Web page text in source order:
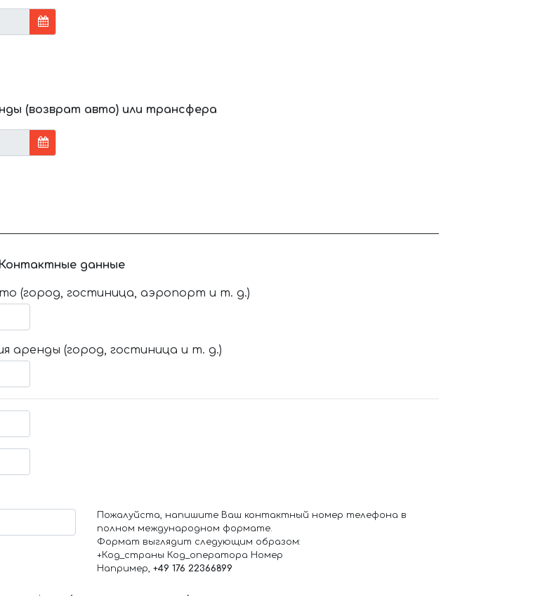
(возврат авто) или трансфера
Контактные данные
(город, гостиница, аэропорт и т. д.)
аренды (город, гостиница и т. д.)
Пожалуйста, напишите Ваш контактный номер телефона в
полном международном формате.
Формат выглядит следующим образом:
+Код_страны Код_оператора Номер
Например, +49 176 22366899